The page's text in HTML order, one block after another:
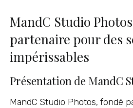
MandC Studio
partenaire pour des
impérissables
Présentation de MandC
MandC Studio Photos, fondé